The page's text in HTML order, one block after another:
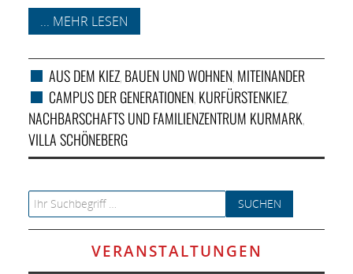
... MEHR LESEN
AUS DEM KIEZ, BAUEN UND WOHNEN, MITEINANDER
CAMPUS DER GENERATIONEN, KURFÜRSTENKIEZ,
NACHBARSCHAFTS UND FAMILIENZENTRUM KURMARK,
VILLA SCHÖNEBERG
Search for:
VERANSTALTUNGEN